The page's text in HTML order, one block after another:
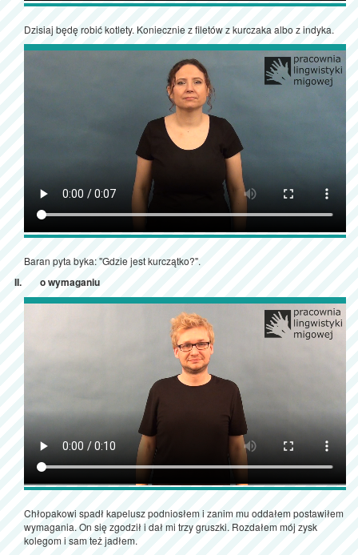
Dzisiaj będę robić kotlety. Koniecznie z filetów z kurczaka albo z indyka.
Baran pyta byka: "Gdzie jest kurczątko?".
o wymaganiu
Chłopakowi spadł kapelusz podniosłem i zanim mu oddałem postawiłem
wymagania. On się zgodził i dał mi trzy gruszki. Rozdałem mój zysk
kolegom i sam też jadłem.